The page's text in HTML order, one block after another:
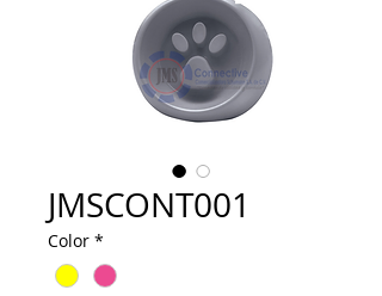
JMSCONT001
Color *